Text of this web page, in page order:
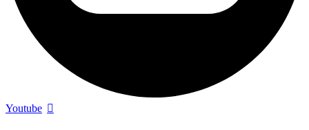
Youtube